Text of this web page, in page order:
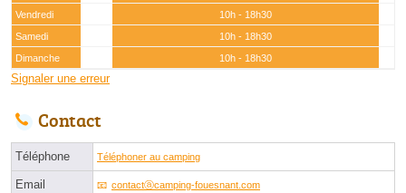
Vendredi
10h - 18h30
Samedi
10h - 18h30
Dimanche
10h - 18h30
Signaler une erreur
Contact
Téléphone Téléphoner au camping
Email contactⓐcamping-fouesnant.com